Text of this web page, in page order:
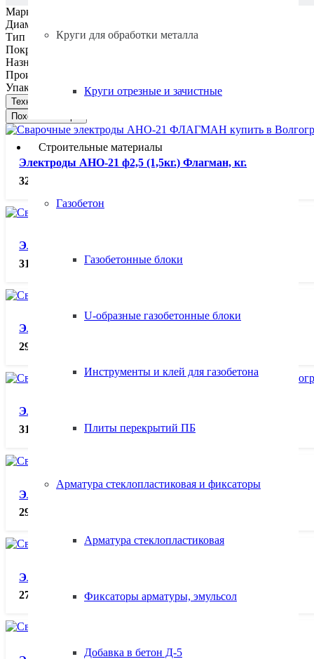
Круги для обработки металла
Круги отрезные и зачистные
Строительные материалы
Газобетон
Газобетонные блоки
U-образные газобетонные блоки
Инструменты и клей для газобетона
Плиты перекрытий ПБ
Арматура стеклопластиковая и фиксаторы
Арматура стеклопластиковая
Фиксаторы арматуры, эмульсол
Добавка в бетон Д-5
Марка:
Диаметр, мм:
Тип наплавленного металла:Э46
Покрытие:
Назначение:
Производитель:
Упаковка, кг: 1,9 кг.
Техническая документация
Похожие товары
Электроды АНО-21 ф2,5 (1,5кг.) Флагман, кг.
328.00
Электроды АНО-21 ф2,5 (1кг.), кг.
312.00
Электроды АНО-21 ф2,5 (5кг.), кг.
290.00
Электроды АНО-21 ф3 (1,5кг.) Флагман, кг.
310.00
Электроды АНО-21 ф3 (1кг.), кг.
294.00
Электроды АНО-21 ф3 (5кг.), кг.
271.00